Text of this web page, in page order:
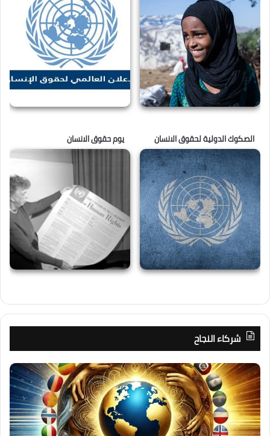
الصكوك الدولية لحقوق الانسان يوم حقوق الانسان
شركاء النجاح